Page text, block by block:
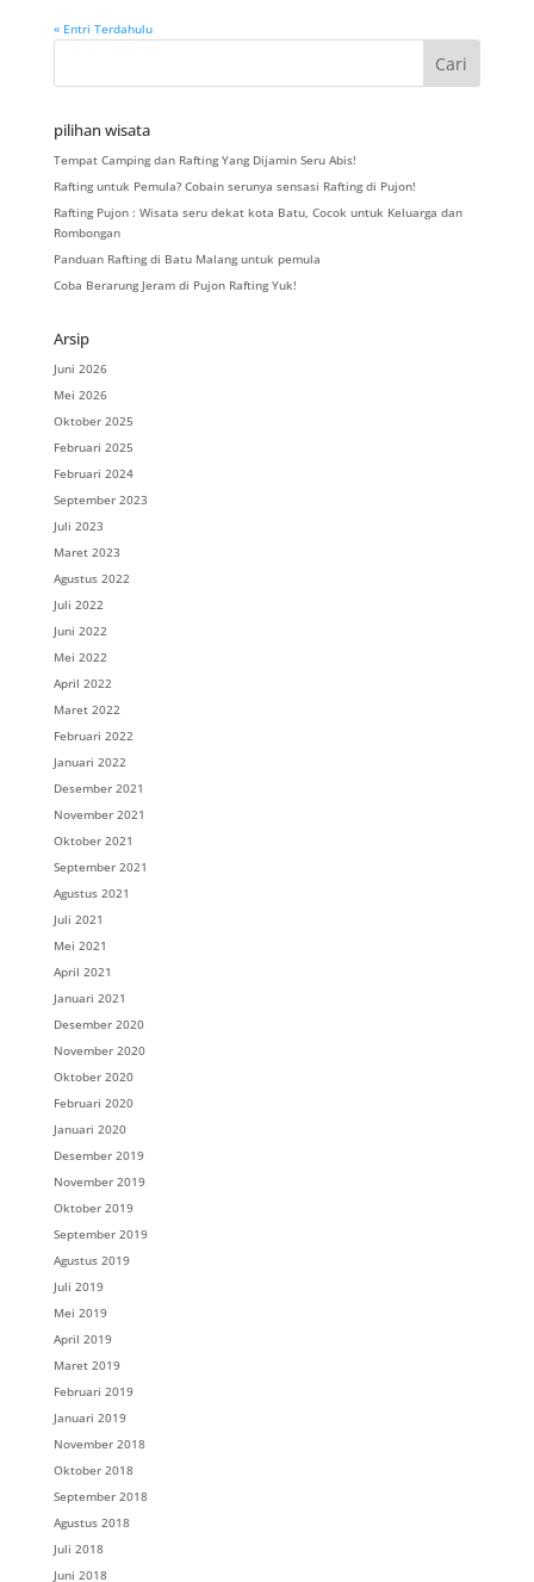
« Entri Terdahulu
pilihan wisata
Tempat Camping dan Rafting Yang Dijamin Seru Abis!
Rafting untuk Pemula? Cobain serunya sensasi Rafting di Pujon!
Rafting Pujon : Wisata seru dekat kota Batu, Cocok untuk Keluarga dan
Rombongan
Panduan Rafting di Batu Malang untuk pemula
Coba Berarung Jeram di Pujon Rafting Yuk!
Arsip
Juni 2026
Mei 2026
Oktober 2025
Februari 2025
Februari 2024
September 2023
Juli 2023
Maret 2023
Agustus 2022
Juli 2022
Juni 2022
Mei 2022
April 2022
Maret 2022
Februari 2022
Januari 2022
Desember 2021
November 2021
Oktober 2021
September 2021
Agustus 2021
Juli 2021
Mei 2021
April 2021
Januari 2021
Desember 2020
November 2020
Oktober 2020
Februari 2020
Januari 2020
Desember 2019
November 2019
Oktober 2019
September 2019
Agustus 2019
Juli 2019
Mei 2019
April 2019
Maret 2019
Februari 2019
Januari 2019
November 2018
Oktober 2018
September 2018
Agustus 2018
Juli 2018
Juni 2018